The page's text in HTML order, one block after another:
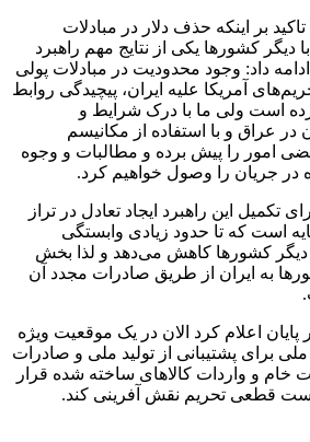
بر اینکه حذف دلار در مبادلات
دیگر کشورها یکی از نتایج مهم راهبرد
داد: وجود محدودیت در مبادلات پولی
آمریکا علیه ایران، پیچیدگی روابط
است ولی ما با درک شرایط و
عراق و با استفاده از مکانیسم
امور را پیش برده و مطالبات و وجوه
در جریان را وصول خواهیم کرد.
تکمیل این راهبرد ایجاد تعادل در تراز
است که تا حدود زیادی وابستگی
دیگر کشورها کاهش می‌دهد و لذا بخش
به ایران از طریق صادرات مجدد آن
اعلام کرد الان در یک موقعیت ویژه
برای پشتیبانی از تولید ملی و صادرات
خام و واردات کالاهای ساخته شده قرار
قطعی تحریم نقش آفرینی کند.